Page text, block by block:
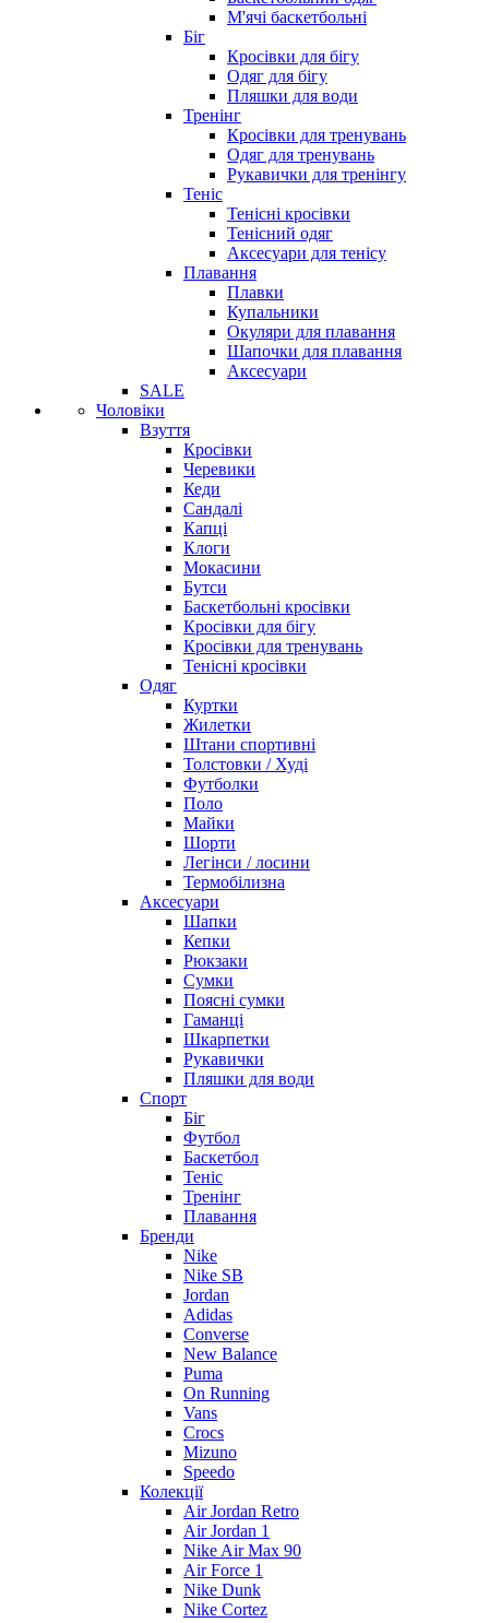
М'ячі баскетбольні
Біг
Кросівки для бігу
Одяг для бігу
Пляшки для води
Тренінг
Кросівки для тренувань
Одяг для тренувань
Рукавички для тренінгу
Теніс
Тенісні кросівки
Тенісний одяг
Аксесуари для тенісу
Плавання
Плавки
Купальники
Окуляри для плавання
Шапочки для плавання
Аксесуари
SALE
Чоловіки
Взуття
Кросівки
Черевики
Кеди
Сандалі
Капці
Клоги
Мокасини
Бутси
Баскетбольні кросівки
Кросівки для бігу
Кросівки для тренувань
Тенісні кросівки
Одяг
Куртки
Жилетки
Штани спортивні
Толстовки / Худі
Футболки
Поло
Майки
Шорти
Легінси / лосини
Термобілизна
Аксесуари
Шапки
Кепки
Рюкзаки
Сумки
Поясні сумки
Гаманці
Шкарпетки
Рукавички
Пляшки для води
Спорт
Біг
Футбол
Баскетбол
Теніс
Тренінг
Плавання
Бренди
Nike
Nike SB
Jordan
Adidas
Converse
New Balance
Puma
On Running
Vans
Crocs
Mizuno
Speedo
Колекції
Air Jordan Retro
Air Jordan 1
Nike Air Max 90
Air Force 1
Nike Dunk
Nike Cortez